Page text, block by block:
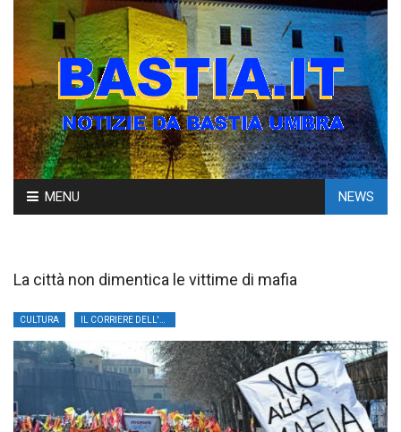
Skip
to
MENU NEWS
La città non dimentica le vittime di mafia
CULTURA